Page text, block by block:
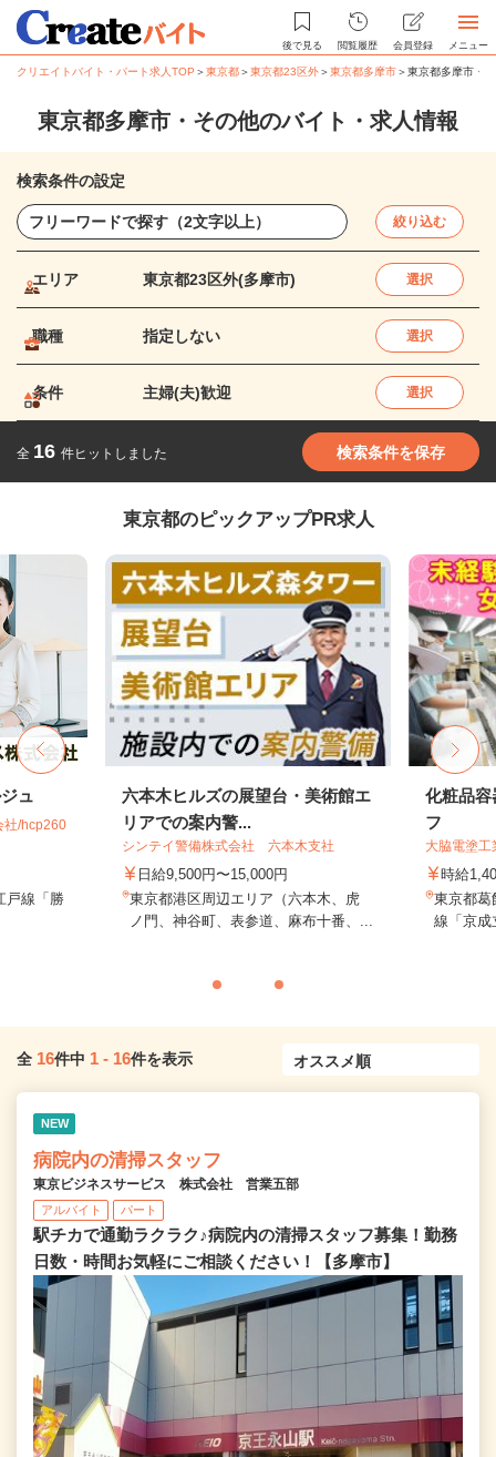
後で見る 閲覧履歴 会員登録 メニュー
クリエイトバイト・パート求人TOP ＞東京都＞東京都23区外＞東京都多摩市＞東京都多摩市・
東京都多摩市・その他のバイト・求人情報
検索条件の設定
絞り込む
エリア 東京都23区外(多摩市) 選択
職種 指定しない 選択
条件 主婦(夫)歓迎 選択
全 16 件ヒットしました 検索条件を保存
東京都のピックアップPR求人
ュ
社/hcp260
戸線「勝
六本木ヒルズの展望台・美術館エ
リアでの案内警...
シンテイ警備株式会社 六本木支社
日給9,500円〜15,000円
東京都港区周辺エリア（六本木、虎
ノ門、神谷町、表参道、麻布十番、...
化粧品容
フ
大脇電塗工
時給
東京都葛
線「京成
全 16件中 1 - 16件を表示
NEW
病院内の清掃スタッフ
東京ビジネスサービス 株式会社 営業五部
アルバイト パート
駅チカで通勤ラクラク♪病院内の清掃スタッフ募集！勤務
日数・時間お気軽にご相談ください！【多摩市】